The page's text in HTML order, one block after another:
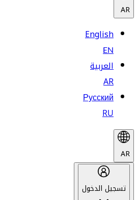
AR
English
EN
العربية
AR
Русский
RU
AR
تسجيل الدخول